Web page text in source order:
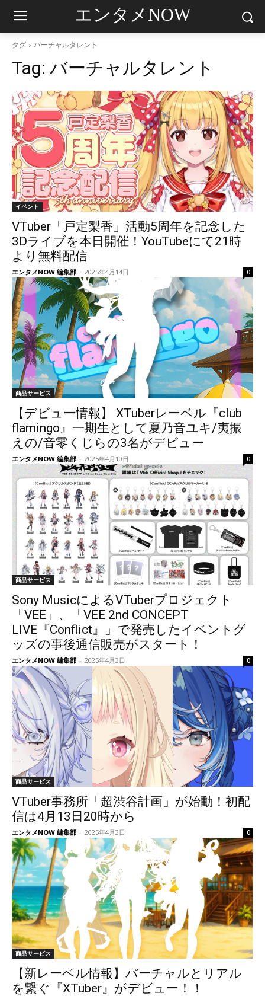
エンタメNOW
タグ バーチャルタレント
Tag: バーチャルタレント
イベント
VTuber「戸定梨香」活動5周年を記念した
3Dライブを本日開催！YouTubeにて21時
より無料配信
エンタメNOW 編集部 - 2025年4月14日 0
商品サービス
【デビュー情報】 XTuberレーベル『club
flamingo』一期生として夏乃音ユキ/夷振
えの/音零くじらの3名がデビュー
エンタメNOW 編集部 - 2025年4月10日 0
商品サービス
Sony MusicによるVTuberプロジェクト
「VEE」、「VEE 2nd CONCEPT
LIVE『Conflict』」で発売したイベントグ
ッズの事後通信販売がスタート！
エンタメNOW 編集部 - 2025年4月3日 0
商品サービス
VTuber事務所「超渋谷計画」が始動！初配
信は4月13日20時から
エンタメNOW 編集部 - 2025年4月3日 0
商品サービス
【新レーベル情報】バーチャルとリアル
を繋ぐ『XTuber』がデビュー！！